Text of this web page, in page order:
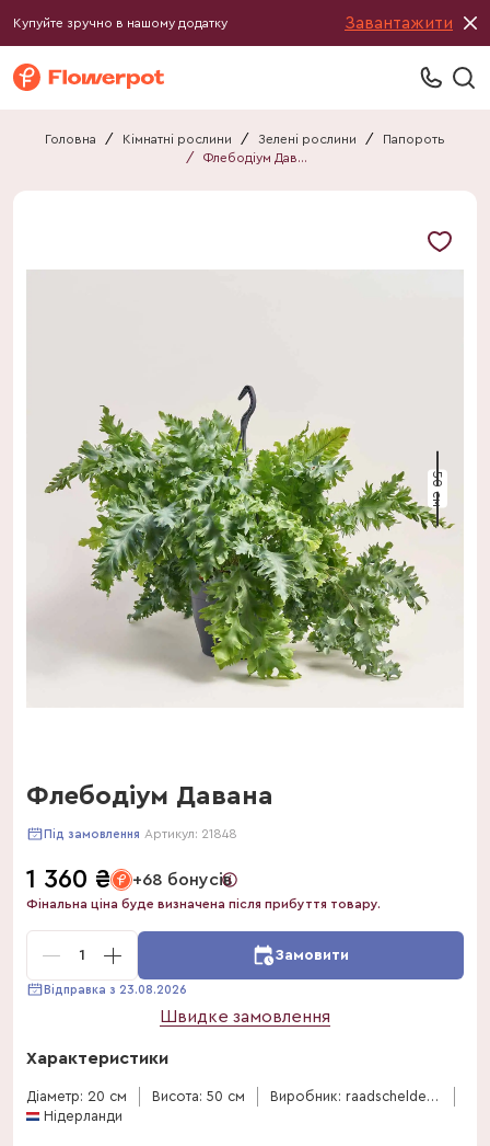
Купуйте зручно в нашому додатку Завантажити
Головна / Кімнатні рослини / Зелені рослини /
Папороть
/
Флебодіум Давана
50 см
Флебодіум Давана
Під замовлення Артикул: 21848
1 360 ₴ +68 бонусів
Фінальна ціна буде визначена після прибуття товару.
1 Замовити
Відправка з 23.08.2026
Швидке замовлення
Характеристики
Діаметр: 20 см Висота: 50 см
Виробник: raadschelders-varens
Нідерланди